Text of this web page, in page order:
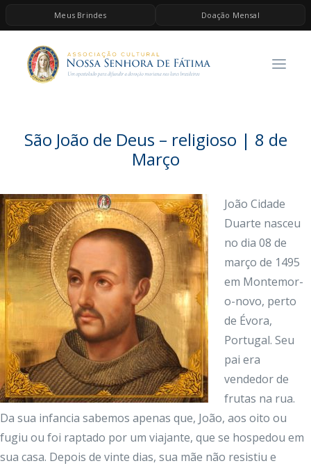
Meus Brindes Doação Mensal
HOME
A ASSOCIAÇÃO
AS MELHORES MÚSICAS CATÓLICAS
QUERO DOAR
São João de Deus – religioso | 8 de
Março
João Cidade
Duarte nasceu
no dia 08 de
março de 1495
em Montemor-
o-novo, perto
de Évora,
Portugal. Seu
pai era
vendedor de
frutas na rua.
Da sua infancia sabemos apenas que, João, aos oito ou
fugiu ou foi raptado por um viajante, que se hospedou em
sua casa. Depois de vinte dias, sua mãe não resistiu e